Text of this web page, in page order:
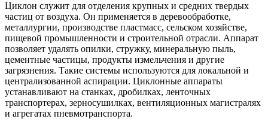
Циклон служит для отделения крупных и средних твердых
частиц от воздуха. Он применяется в деревообработке,
металлургии, производстве пластмасс, сельском хозяйстве,
пищевой промышленности и строительной отрасли. Аппарат
позволяет удалять опилки, стружку, минеральную пыль,
цементные частицы, продукты измельчения и другие
загрязнения. Такие системы используются для локальной и
централизованной аспирации. Циклонные аппараты
устанавливают на станках, дробилках, ленточных
транспортерах, зерносушилках, вентиляционных магистралях
и агрегатах пневмотранспорта.